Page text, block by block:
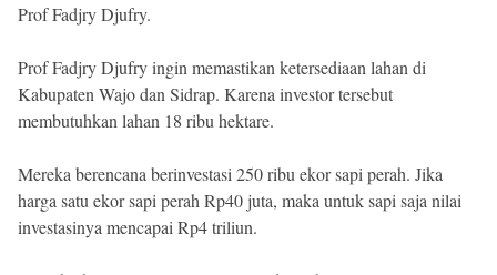
Prof Fadjry Djufry.
Prof Fadjry Djufry ingin memastikan ketersediaan lahan di
Kabupaten Wajo dan Sidrap. Karena investor tersebut
membutuhkan lahan 18 ribu hektare.
Mereka berencana berinvestasi 250 ribu ekor sapi perah. Jika
harga satu ekor sapi perah Rp40 juta, maka untuk sapi saja nilai
investasinya mencapai Rp4 triliun.